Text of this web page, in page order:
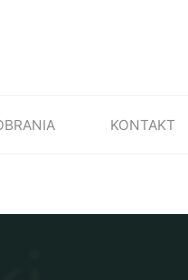
KONTAKT